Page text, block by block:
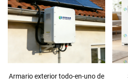
Sistema residencial de